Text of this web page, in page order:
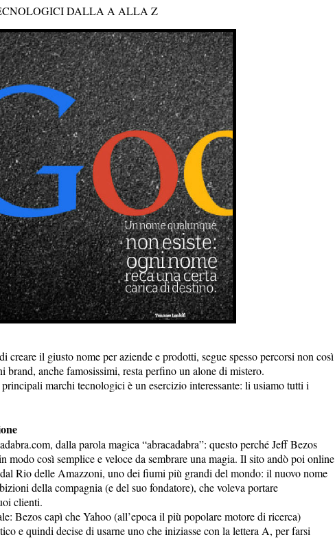
DALLA A ALLA Z
creare il giusto nome per aziende e prodotti, segue spesso percorsi non così
anche famosissimi, resta perfino un alone di mistero.
marchi tecnologici è un esercizio interessante: li usiamo tutti i
dalla parola magica “abracadabra”: questo perché Jeff Bezos
modo così semplice e veloce da sembrare una magia. Il sito andò poi online
Rio delle Amazzoni, uno dei fiumi più grandi del mondo: il nuovo nome
della compagnia (e del suo fondatore), che voleva portare
clienti.
Bezos capì che Yahoo (all’epoca il più popolare motore di ricerca)
e quindi decise di usarne uno che iniziasse con la lettera A, per farsi